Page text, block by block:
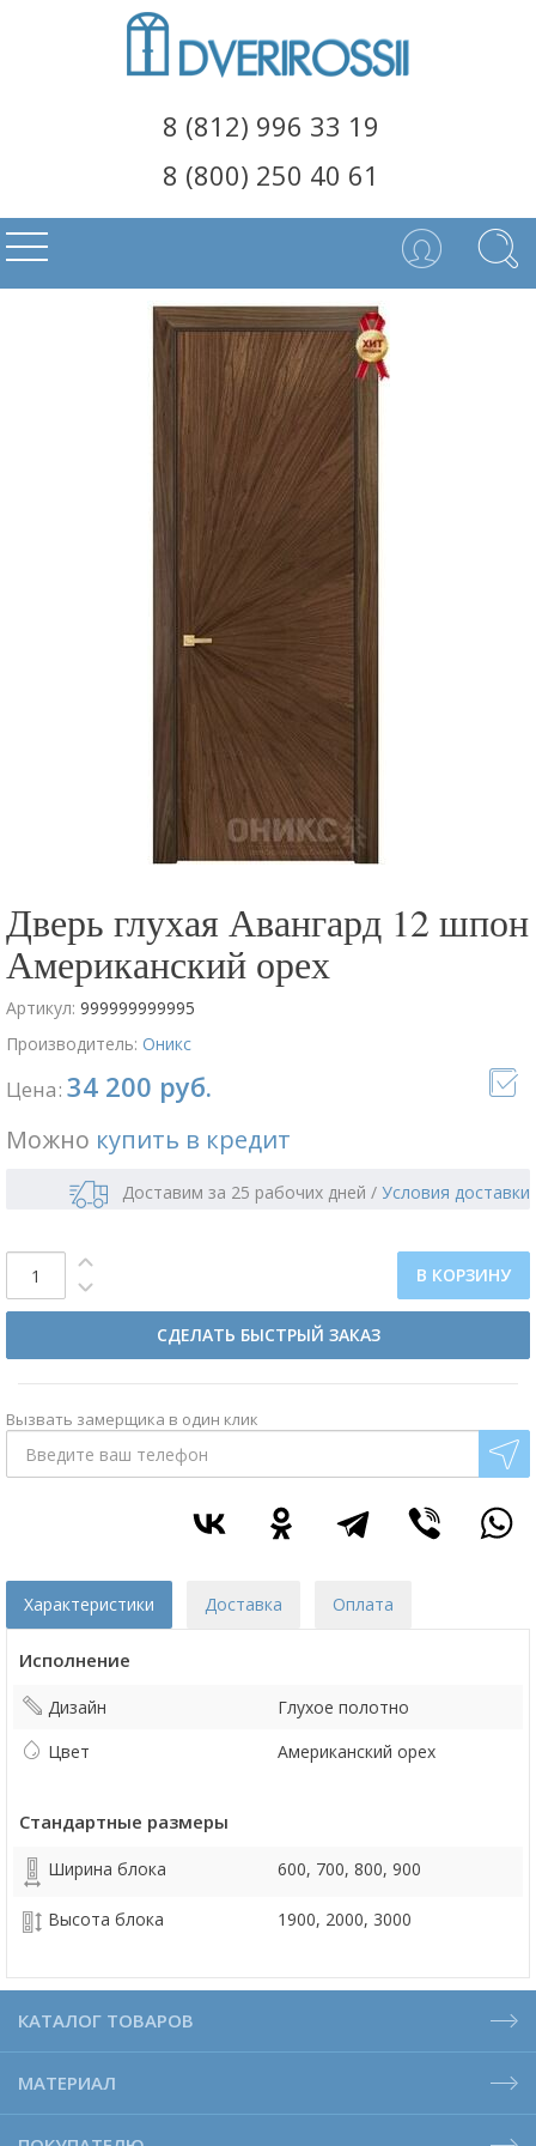
8 (812) 996 33 19
8 (800) 250 40 61
Дверь глухая Авангард 12 шпон
Американский орех
Артикул: 999999999995
Производитель: Оникс
Цена: 34 200 руб.
Можно купить в кредит
Доставим за 25 рабочих дней / Условия доставки
В КОРЗИНУ
СДЕЛАТЬ БЫСТРЫЙ ЗАКАЗ
Вызвать замерщика в один клик
Характеристики Доставка Оплата
Исполнение
Дизайн
Глухое полотно
Цвет
Американский орех
Стандартные размеры
Ширина блока 600, 700, 800, 900
Высота блока 1900, 2000, 3000
КАТАЛОГ ТОВАРОВ
МАТЕРИАЛ